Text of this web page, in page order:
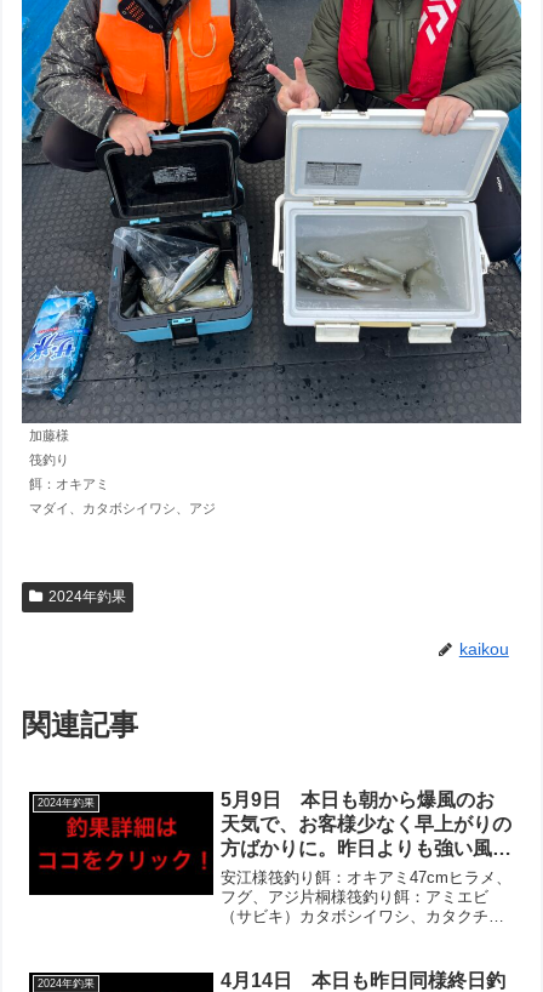
加藤様
筏釣り
餌：オキアミ
マダイ、カタボシイワシ、アジ
2024年釣果
kaikou
関連記事
2024年釣果
5月9日 本日も朝から爆風のお
天気で、お客様少なく早上がりの
方ばかりに。昨日よりも強い風
で、当たりがわからない状況でし
た。それでもアジ・イワシは多数
あがっており、良型ヒラメもゲッ
数回当たりはあったようです！
安江様筏釣り餌：オキアミ47cmヒラメ、
フグ、アジ片桐様筏釣り餌：アミエビ
（サビキ）カタボシイワシ、カタクチイ
2024年釣果
4月14日 本日も昨日同様終日釣